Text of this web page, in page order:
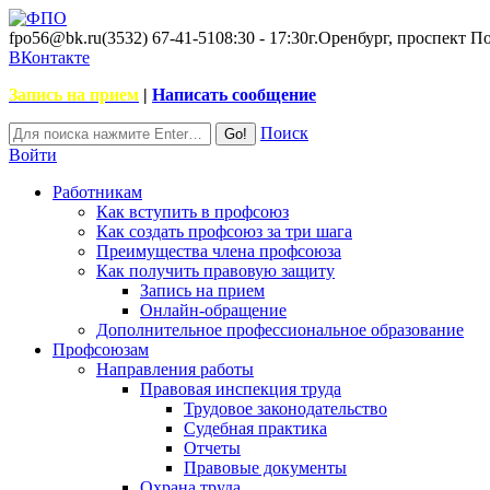
fpo56@bk.ru(3532) 67-41-5108:30 - 17:30г.Оренбург, проспект
ВКонтакте
Запись на прием | Написать сообщение
Поиск
Войти
Работникам
Как вступить в профсоюз
Как создать профсоюз за три шага
Преимущества члена профсоюза
Как получить правовую защиту
Запись на прием
Онлайн-обращение
Дополнительное профессиональное образование
Профсоюзам
Направления работы
Правовая инспекция труда
Трудовое законодательство
Судебная практика
Отчеты
Правовые документы